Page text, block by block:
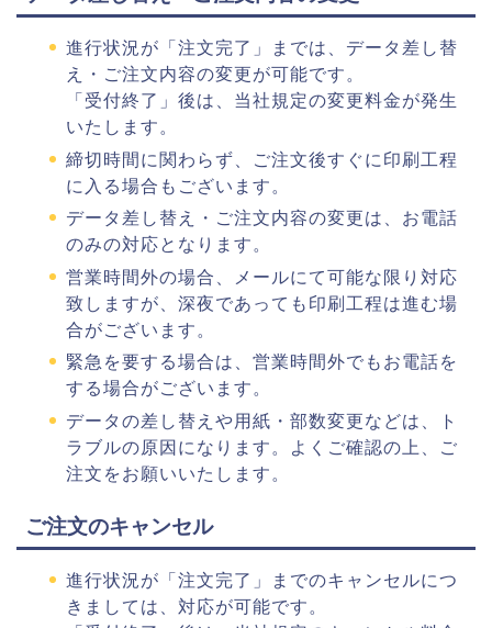
進行状況が「注文完了」までは、データ差し替
え・ご注文内容の変更が可能です。
「受付終了」後は、当社規定の変更料金が発生
いたします。
締切時間に関わらず、ご注文後すぐに印刷工程
に入る場合もございます。
データ差し替え・ご注文内容の変更は、お電話
のみの対応となります。
営業時間外の場合、メールにて可能な限り対応
致しますが、深夜であっても印刷工程は進む場
合がございます。
緊急を要する場合は、営業時間外でもお電話を
する場合がございます。
データの差し替えや用紙・部数変更などは、ト
ラブルの原因になります。よくご確認の上、ご
注文をお願いいたします。
ご注文のキャンセル
進行状況が「注文完了」までのキャンセルにつ
きましては、対応が可能です。